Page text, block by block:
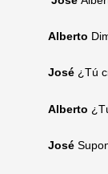
Alberto
José ¿Tú
Alberto
José